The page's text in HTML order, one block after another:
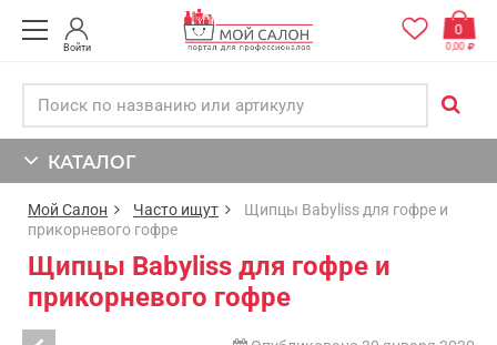
Войти
0
0,00
КАТАЛОГ
Мой Салон Часто ищут
Щипцы Babyliss для гофре и
прикорневого гофре
Щипцы Babyliss для гофре и
прикорневого гофре